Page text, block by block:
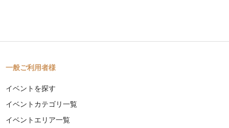
一般ご利用者様
イベントを探す
イベントカテゴリ一覧
イベントエリア一覧